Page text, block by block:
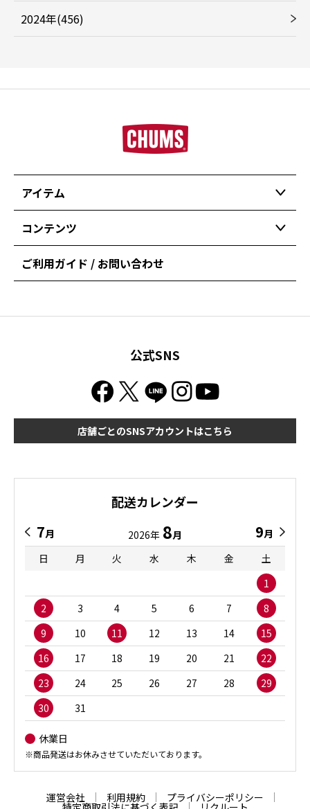
2024年(456)
アイテム
コンテンツ
ご利用ガイド / お問い合わせ
公式SNS
店舗ごとのSNSアカウントはこちら
配送カレンダー
7月 2026年 8月 9月
日
月 火 水 木 金
土
1
2
3 4 5 6 7
8
9
10 11 12 13 14
15
16
17 18 19 20 21
22
23
24 25 26 27 28
29
30
31
休業日
※商品発送はお休みさせていただいております。
運営会社 利用規約 プライバシーポリシー